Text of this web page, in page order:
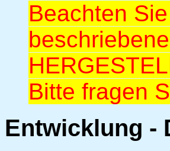
Beachten
Bitte fragen
Entwicklung -